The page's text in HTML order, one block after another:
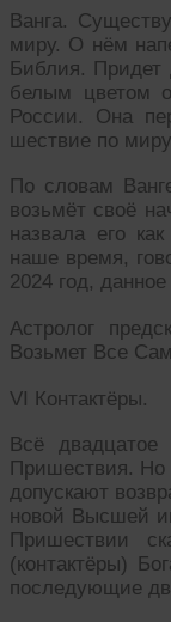
Ванга.
миру. О нём
Библия. Придет
белым цветом
России. Она
шествие по
По словам
возьмёт своё
назвала его
наше время,
2024 год,
Астролог
Возьмет Все
VI Контактёры.
Всё двадцатое
Пришествия. Но
допускают
новой Высшей
Пришествии
(контактёры)
последующие